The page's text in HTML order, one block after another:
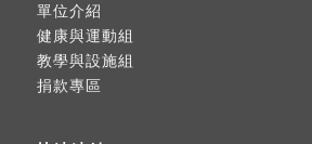
單位介紹
健康與運動組
教學與設施組
捐款專區